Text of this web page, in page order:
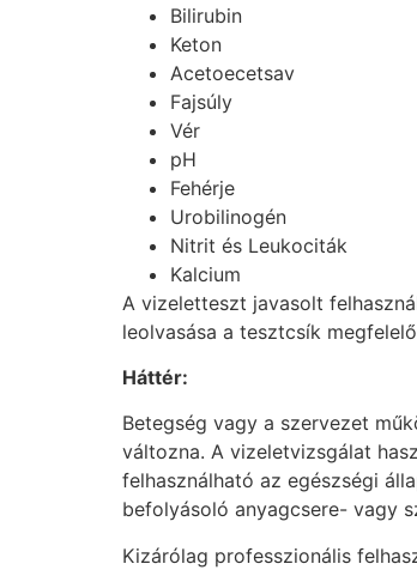
Bilirubin
Keton
Acetoecetsav
Fajsúly
Vér
pH
Fehérje
Urobilinogén
Nitrit és Leukociták
Kalcium
A vizeletteszt javasolt
leolvasása a tesztcsík
Háttér:
Betegség vagy a szervezet
változna. A vizeletvizsgálat
felhasználható az egészségi
befolyásoló anyagcsere- vagy
Kizárólag professzionális